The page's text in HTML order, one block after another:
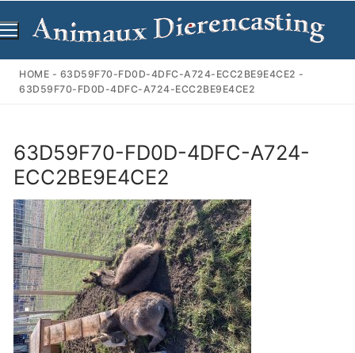
naar
inhoud
HOME - 63D59F70-FD0D-4DFC-A724-ECC2BE9E4CE2 -
63D59F70-FD0D-4DFC-A724-ECC2BE9E4CE2
63D59F70-FD0D-4DFC-A724-
ECC2BE9E4CE2